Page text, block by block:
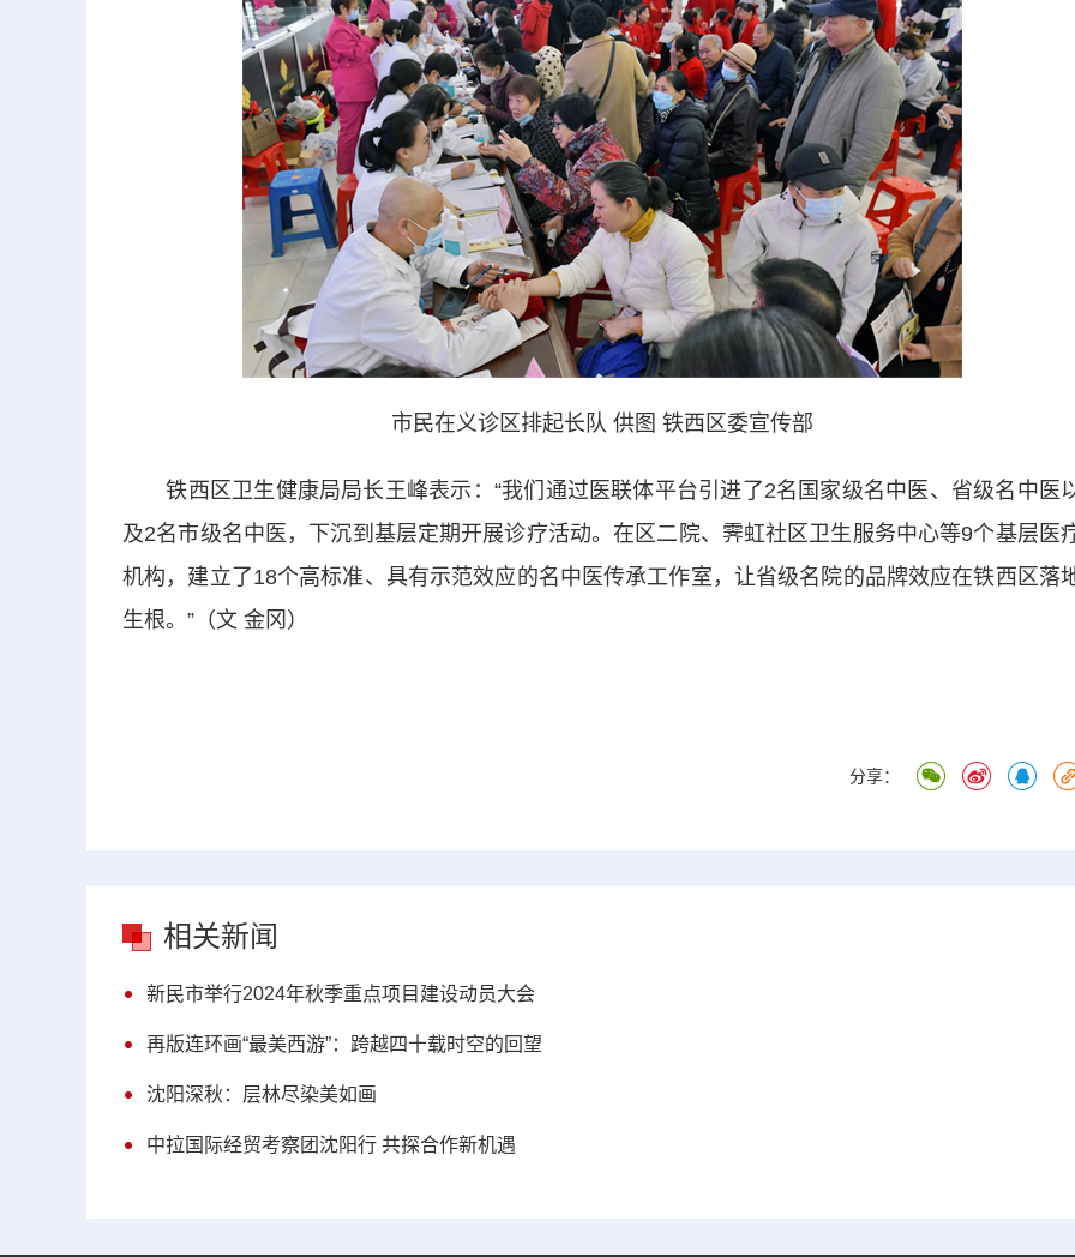
市民在义诊区排起长队 供图 铁西区委宣传部
铁西区卫生健康局局长王峰表示：“我们通过医联体平台引进了2名国家级名中医、省级名中医
及2名市级名中医，下沉到基层定期开展诊疗活动。在区二院、霁虹社区卫生服务中心等9个基层医
机构，建立了18个高标准、具有示范效应的名中医传承工作室，让省级名院的品牌效应在铁西区落
生根。”（文 金冈）
分享：
相关新闻
新民市举行2024年秋季重点项目建设动员大会
再版连环画“最美西游”：跨越四十载时空的回望
沈阳深秋：层林尽染美如画
中拉国际经贸考察团沈阳行 共探合作新机遇